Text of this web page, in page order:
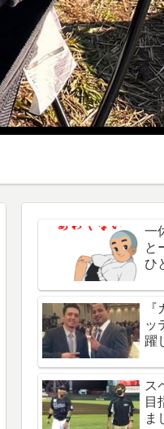
一
と
ひ
ッ
躍
ス
目
ま